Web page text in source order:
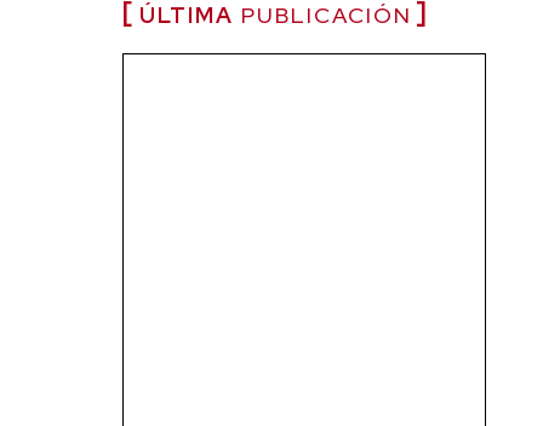
ÚLTIMA PUBLICACIÓN